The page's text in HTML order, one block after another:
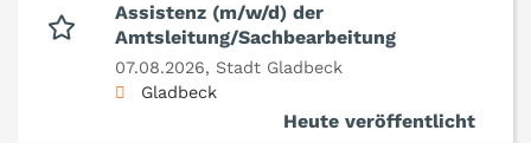
Assistenz (m/w/d) der
Amtsleitung/Sachbearbeitung
07.08.2026, Stadt Gladbeck
Gladbeck
Heute veröffentlicht